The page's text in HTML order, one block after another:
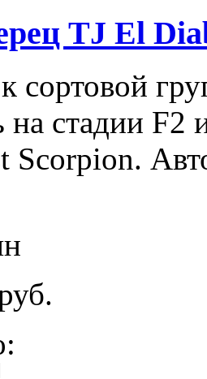
TJ El
сортовой
на стадии F2
Scorpion.